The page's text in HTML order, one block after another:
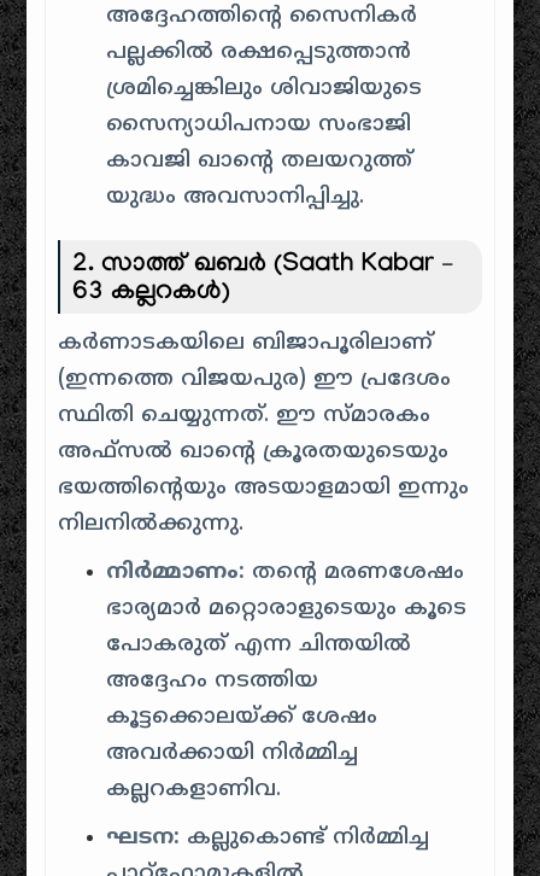
അദ്ദേഹത്തിന്റെ സൈനികർ
പല്ലക്കിൽ രക്ഷപ്പെടുത്താൻ
ശ്രമിച്ചെങ്കിലും ശിവാജിയുടെ
സൈന്യാധിപനായ സംഭാജി
കാവജി ഖാൻ്റെ തലയറുത്ത്
യുദ്ധം അവസാനിപ്പിച്ചു.
2. സാത്ത് ഖബർ (Saath Kabar –
63 കല്ലറകൾ)
കർണാടകയിലെ ബിജാപൂരിലാണ്
(ഇന്നത്തെ വിജയപുര) ഈ പ്രദേശം
സ്ഥിതി ചെയ്യുന്നത്. ഈ സ്മാരകം
അഫ്സൽ ഖാൻ്റെ ക്രൂരതയുടെയും
ഭയത്തിന്റെയും അടയാളമായി ഇന്നും
നിലനിൽക്കുന്നു.
നിർമ്മാണം: തന്റെ മരണശേഷം
ഭാര്യമാർ മറ്റൊരാളുടെയും കൂടെ
പോകരുത് എന്ന ചിന്തയിൽ
അദ്ദേഹം നടത്തിയ
കൂട്ടക്കൊലയ്ക്ക് ശേഷം
അവർക്കായി നിർമ്മിച്ച
കല്ലറകളാണിവ.
ഘടന: കല്ലുകൊണ്ട് നിർമ്മിച്ച